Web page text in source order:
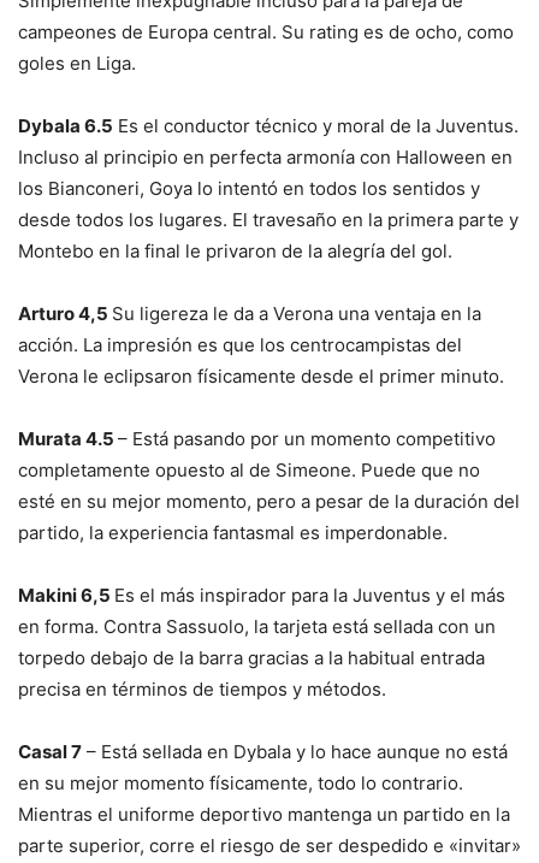
campeones de Europa central. Su rating es de ocho, como
goles en Liga.
Dybala 6.5 Es el conductor técnico y moral de la Juventus.
Incluso al principio en perfecta armonía con Halloween en
los Bianconeri, Goya lo intentó en todos los sentidos y
desde todos los lugares. El travesaño en la primera parte y
Montebo en la final le privaron de la alegría del gol.
Arturo 4,5 Su ligereza le da a Verona una ventaja en la
acción. La impresión es que los centrocampistas del
Verona le eclipsaron físicamente desde el primer minuto.
Murata 4.5 – Está pasando por un momento competitivo
completamente opuesto al de Simeone. Puede que no
esté en su mejor momento, pero a pesar de la duración del
partido, la experiencia fantasmal es imperdonable.
Makini 6,5 Es el más inspirador para la Juventus y el más
en forma. Contra Sassuolo, la tarjeta está sellada con un
torpedo debajo de la barra gracias a la habitual entrada
precisa en términos de tiempos y métodos.
Casal 7 – Está sellada en Dybala y lo hace aunque no está
en su mejor momento físicamente, todo lo contrario.
Mientras el uniforme deportivo mantenga un partido en la
parte superior, corre el riesgo de ser despedido e «invitar»